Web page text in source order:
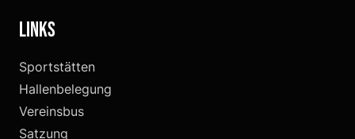
Links
Sportstätten
Hallenbelegung
Vereinsbus
Satzung